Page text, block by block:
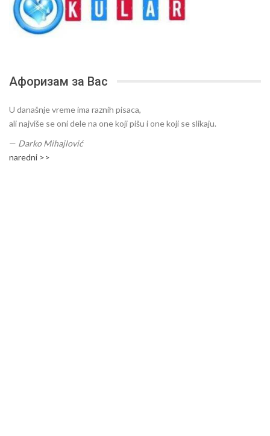
Афоризам за Вас
U današnje vreme ima raznih pisaca,
ali najviše se oni dele na one koji pišu i one koji se slikaju.
— Darko Mihajlović
naredni >>